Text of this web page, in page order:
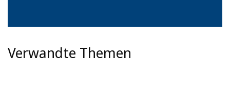
Verwandte Themen